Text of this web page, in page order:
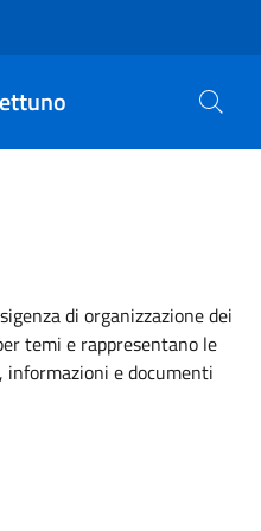
di organizzazione dei
temi e rappresentano le
e documenti